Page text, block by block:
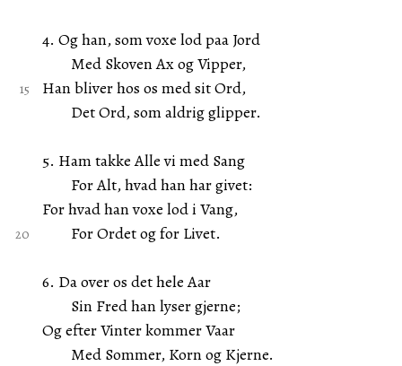
4. Og han, som voxe lod paa Jord
Med Skoven Ax og Vipper,
Han bliver hos os med sit Ord,
Det Ord, som aldrig glipper.
5. Ham takke Alle vi med Sang
For Alt, hvad han har givet:
For hvad han voxe lod i Vang,
For Ordet og for Livet.
6. Da over os det hele Aar
Sin Fred han lyser gjerne;
Og efter Vinter kommer Vaar
Med Sommer, Korn og Kjerne.